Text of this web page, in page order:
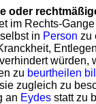
oder
im Rechts-
in Person zu
würden,
zu beurtheilen
zugleich zu
an Eydes statt zu